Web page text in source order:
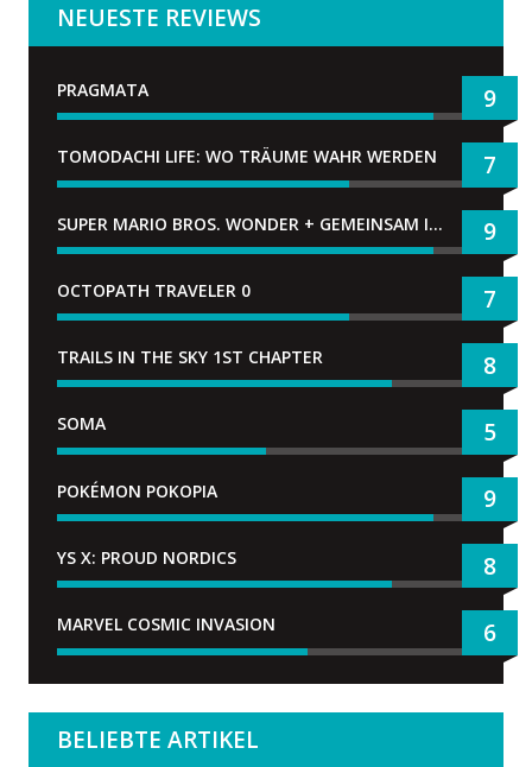
NEUESTE REVIEWS
PRAGMATA 9
TOMODACHI LIFE: WO TRÄUME WAHR WERDEN 7
SUPER MARIO BROS. WONDER + GEMEINSAM IM BELLABEL-PARK 9
OCTOPATH TRAVELER 0 7
TRAILS IN THE SKY 1ST CHAPTER 8
SOMA 5
POKÉMON POKOPIA 9
YS X: PROUD NORDICS 8
MARVEL COSMIC INVASION 6
BELIEBTE ARTIKEL